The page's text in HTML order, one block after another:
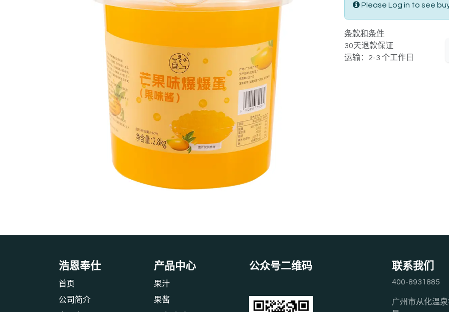
Please Log in to see
条款和条件
30天退款保证
运输：2-3 个工作日
浩恩奉仕
首页
公司简介
产品中心
果汁
果酱
公众号二维码 联系我们
400-8931885
广州市从化温